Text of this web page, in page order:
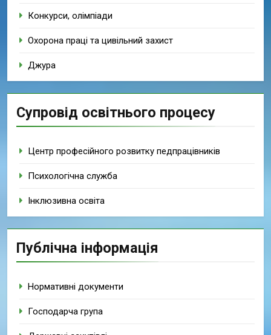
Конкурси, олімпіади
Охорона праці та цивільний захист
Джура
Супровід освітнього процесу
Центр професійного розвитку педпрацівників
Психологічна служба
Інклюзивна освіта
Публічна інформація
Нормативні документи
Господарча група